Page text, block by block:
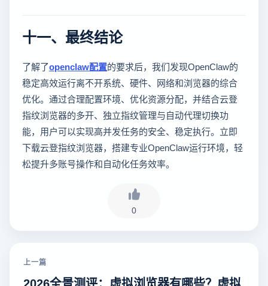
十一、最终结论
了解了openclaw配置的要求后，我们发现OpenClaw的
稳定高效运行离不开系统、硬件、网络和浏览器的综合
优化。通过合理配置环境、优化资源分配，并结合云登
指纹浏览器的多开、独立指纹管理与自动代理切换功
能，用户可以实现高并发任务的安全、稳定执行。立即
下载云登指纹浏览器，搭建专业OpenClaw运行环境，轻
松提升多账号操作和自动化任务效率。
0
上一篇